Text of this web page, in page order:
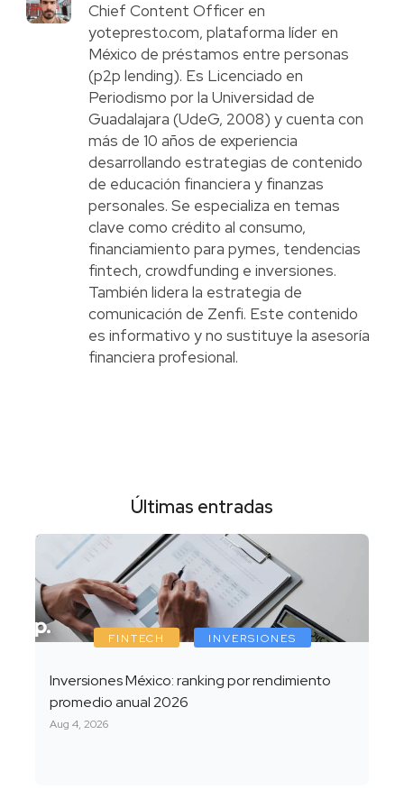
Chief Content Officer en
yotepresto.com, plataforma líder en
México de préstamos entre personas
(p2p lending). Es Licenciado en
Periodismo por la Universidad de
Guadalajara (UdeG, 2008) y cuenta con
más de 10 años de experiencia
desarrollando estrategias de contenido
de educación financiera y finanzas
personales. Se especializa en temas
clave como crédito al consumo,
financiamiento para pymes, tendencias
fintech, crowdfunding e inversiones.
También lidera la estrategia de
comunicación de Zenfi. Este contenido
es informativo y no sustituye la asesoría
financiera profesional.
Últimas entradas
FINTECH INVERSIONES
Inversiones México: ranking por rendimiento
promedio anual 2026
Aug 4, 2026